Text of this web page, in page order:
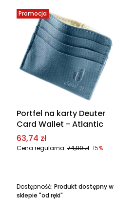
Promocja
Portfel na karty Deuter
Card Wallet - Atlantic
Cena promocyjna
63,74 zł
Cena regularna: 74,99 zł-15%
Dostępność: Produkt dostępny w
sklepie "od ręki"